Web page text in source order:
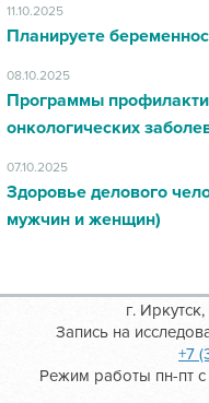
11.10.2025
Планируете
08.10.2025
Программы
онкологических
07.10.2025
Здоровье делового
мужчин и женщин)
г.
Запись на
+7
Режим работы пн-пт